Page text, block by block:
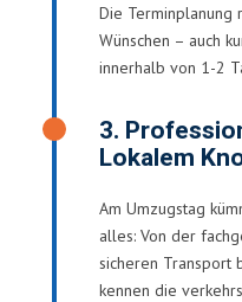
Die Terminplanung
Wünschen – auch
innerhalb von 1-2
3.
Lokalem
Am Umzugstag
alles: Von der
sicheren Transport
kennen die